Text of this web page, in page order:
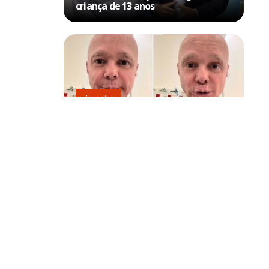
criança de 13 anos
Kátia Flávia